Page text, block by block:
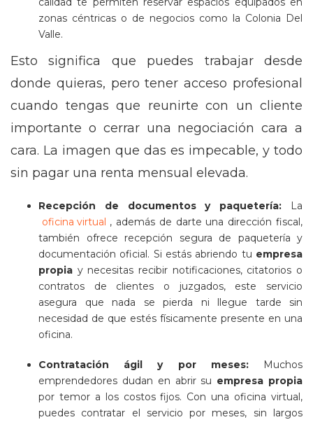
zonas céntricas o de negocios como la Colonia Del
Valle.
Esto significa que puedes trabajar desde
donde quieras, pero tener acceso profesional
cuando tengas que reunirte con un cliente
importante o cerrar una negociación cara a
cara. La imagen que das es impecable, y todo
sin pagar una renta mensual elevada.
Recepción de documentos y paquetería:
La
oficina virtual , además de darte una dirección fiscal,
también ofrece recepción segura de paquetería y
documentación oficial. Si estás abriendo tu empresa
propia y necesitas recibir notificaciones, citatorios o
contratos de clientes o juzgados, este servicio
asegura que nada se pierda ni llegue tarde sin
necesidad de que estés físicamente presente en una
oficina.
Contratación ágil y por meses:
Muchos
emprendedores dudan en abrir su empresa propia
por temor a los costos fijos. Con una oficina virtual,
puedes contratar el servicio por meses, sin largos